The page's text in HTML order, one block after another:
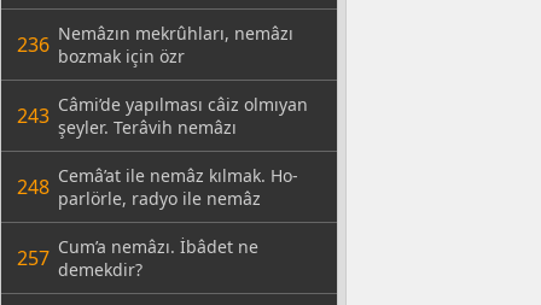
236 Nemâzın mekrûhları, nemâzı
bozmak için özr
243 Câmi’de yapılması câiz olmıyan
şeyler. Terâvih nemâzı
248 Cemâ’at ile nemâz kılmak. Ho-
parlörle, radyo ile nemâz
257 Cum’a nemâzı. İbâdet ne
demekdir?